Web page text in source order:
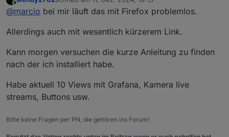
Habe ich gestern gemacht und läuft seit dem viel
besser. Kein Absturz und kein großartiges Verzögern.
wieder etwas langsamer wurde, deshalb habe ich mal
reingeschrieben um den Cache freizuhalten. Ich sehe
es mir morgen nochmal an, ob es dadurch auch besser
wurde.
sich ganz schön in die Länge gezogen gehabt. :)
Online zuletzt editiert von
@marcio bei mir läuft das mit Firefox problemlos.
Allerdings auch mit wesentlich kürzerem Link.
Kann morgen versuchen die kurze Anleitung zu finden
nach der ich installiert habe.
Habe aktuell 10 Views mit Grafana, Kamera live
streams, Buttons usw.
Bitte keine Fragen per PN, die gehören ins Forum!